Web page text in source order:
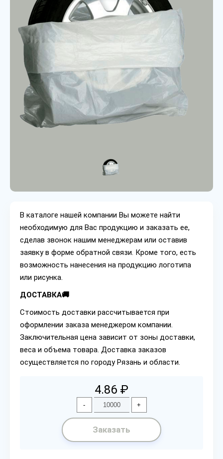
В каталоге нашей компании Вы можете найти
необходимую для Вас продукцию и заказать ее,
сделав звонок нашим менеджерам или оставив
заявку в форме обратной связи. Кроме того, есть
возможность нанесения на продукцию логотипа
или рисунка.
ДОСТАВКА🚚
Стоимость доставки рассчитывается при
оформлении заказа менеджером компании.
Заключительная цена зависит от зоны доставки,
веса и объема товара. Доставка заказов
осуществляется по городу Рязань и области.
4.86 ₽
- +
Заказать